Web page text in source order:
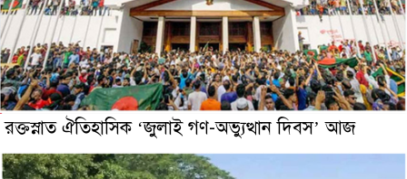
রক্তস্নাত ঐতিহাসিক ‌‘জুলাই গণ-অভ্যুত্থান দিবস’ আজ